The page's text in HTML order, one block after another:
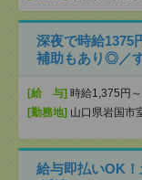
深夜で時給1375
補助もあり◎／
[給 与] 時給1,375円～
[勤務地] 山口県岩国市
給与即払いOK